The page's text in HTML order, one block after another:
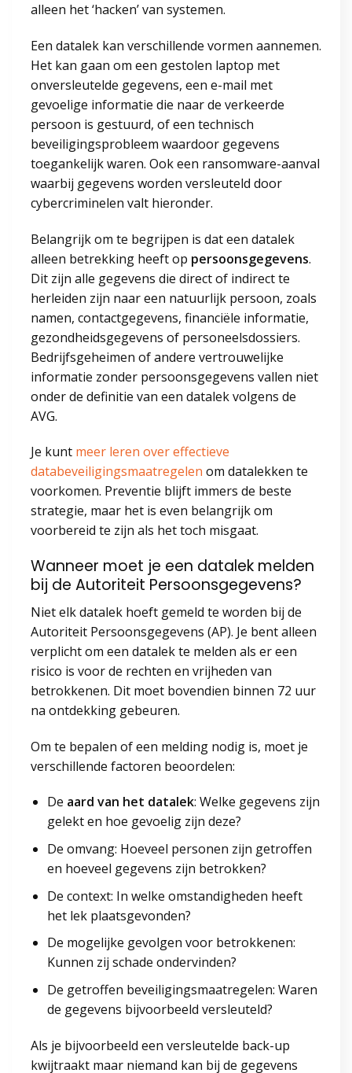
alleen het ‘hacken’ van systemen.
Een datalek kan verschillende vormen aannemen.
Het kan gaan om een gestolen laptop met
onversleutelde gegevens, een e-mail met
gevoelige informatie die naar de verkeerde
persoon is gestuurd, of een technisch
beveiligingsprobleem waardoor gegevens
toegankelijk waren. Ook een ransomware-aanval
waarbij gegevens worden versleuteld door
cybercriminelen valt hieronder.
Belangrijk om te begrijpen is dat een datalek
alleen betrekking heeft op persoonsgegevens.
Dit zijn alle gegevens die direct of indirect te
herleiden zijn naar een natuurlijk persoon, zoals
namen, contactgegevens, financiële informatie,
gezondheidsgegevens of personeelsdossiers.
Bedrijfsgeheimen of andere vertrouwelijke
informatie zonder persoonsgegevens vallen niet
onder de definitie van een datalek volgens de
AVG.
Je kunt meer leren over effectieve
databeveiligingsmaatregelen om datalekken te
voorkomen. Preventie blijft immers de beste
strategie, maar het is even belangrijk om
voorbereid te zijn als het toch misgaat.
Wanneer moet je een datalek melden
bij de Autoriteit Persoonsgegevens?
Niet elk datalek hoeft gemeld te worden bij de
Autoriteit Persoonsgegevens (AP). Je bent alleen
verplicht om een datalek te melden als er een
risico is voor de rechten en vrijheden van
betrokkenen. Dit moet bovendien binnen 72 uur
na ontdekking gebeuren.
Om te bepalen of een melding nodig is, moet je
verschillende factoren beoordelen:
De aard van het datalek: Welke gegevens zijn
gelekt en hoe gevoelig zijn deze?
De omvang: Hoeveel personen zijn getroffen
en hoeveel gegevens zijn betrokken?
De context: In welke omstandigheden heeft
het lek plaatsgevonden?
De mogelijke gevolgen voor betrokkenen:
Kunnen zij schade ondervinden?
De getroffen beveiligingsmaatregelen: Waren
de gegevens bijvoorbeeld versleuteld?
Als je bijvoorbeeld een versleutelde back-up
kwijtraakt maar niemand kan bij de gegevens